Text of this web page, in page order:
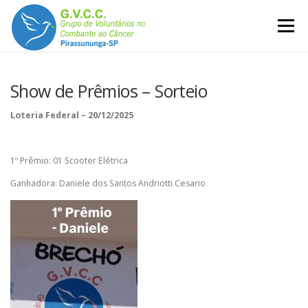
para
conteúdo
Menu
Show de Prêmios – Sorteio
Loteria Federal – 20/12/2025
1º Prêmio: 01 Scooter Elétrica
Ganhadora: Daniele dos Santos Andriotti Cesario